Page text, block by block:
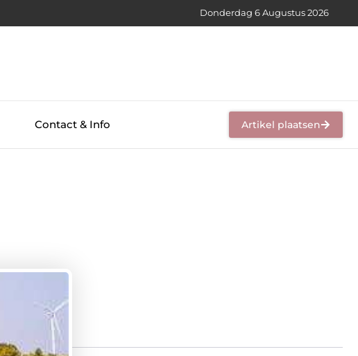
Donderdag 6 Augustus 2026
Contact & Info Artikel plaatsen